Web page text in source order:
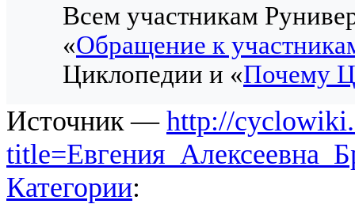
Всем участникам
«Обращение к
Циклопедии и «Почему
Источник — http://
Категории: